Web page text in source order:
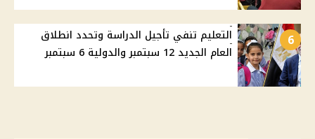
6
التعليم تنفي تأجيل الدراسة وتحدد انطلاق
العام الجديد 12 سبتمبر والدولية 6 سبتمبر